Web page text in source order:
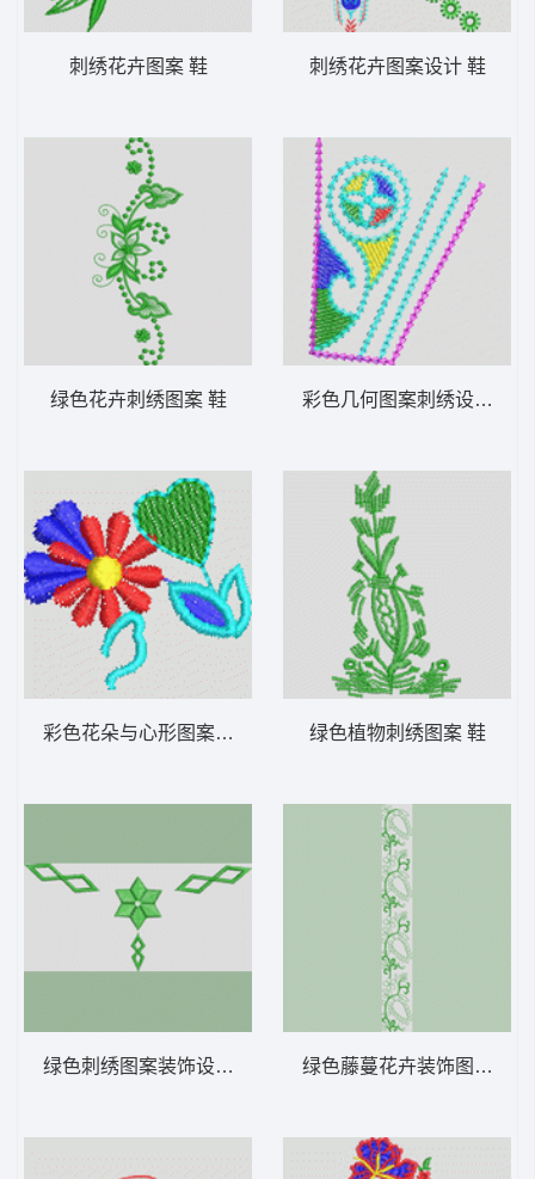
刺绣花卉图案 鞋
绿色花卉刺绣图案 鞋
彩色花朵与心形图案 鞋
绿色刺绣图案装饰设计 鞋
刺绣花卉图案设计 鞋
彩色几何图案刺绣设计 鞋
绿色植物刺绣图案 鞋
绿色藤蔓花卉装饰图案 鞋